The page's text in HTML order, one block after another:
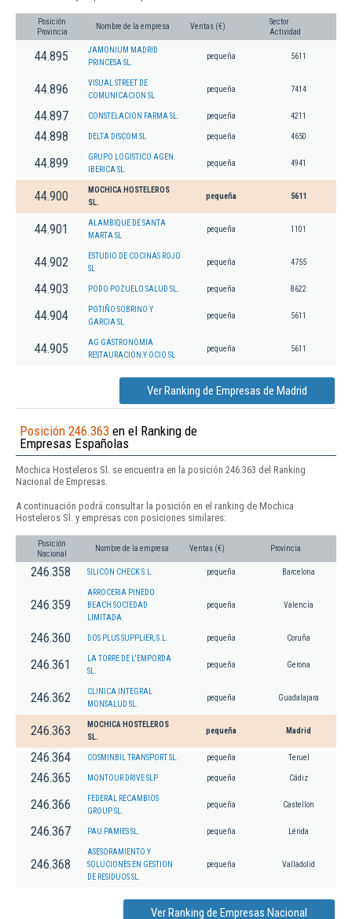
Posición
Provincia
Nombre de la empresa Ventas (€)
Sector
Actividad
44.895
JAMONIUM MADRID
PRINCESA SL.
pequeña 5611
44.896
VISUAL STREET DE
COMUNICACION SL
pequeña 7414
44.897 CONSTELACION FARMA SL. pequeña 4211
44.898 DELTA DISCOM SL pequeña 4650
44.899
GRUPO LOGISTICO AGEN.
IBERICA SL.
pequeña 4941
44.900
MOCHICA HOSTELEROS
SL.
pequeña 5611
44.901
ALAMBIQUE DE SANTA
MARTA SL
pequeña 1101
44.902
ESTUDIO DE COCINAS ROJO
SL
pequeña 4755
44.903 PODO POZUELO SALUD SL. pequeña 8622
44.904
POTIÑO SOBRINO Y
GARCIA SL
pequeña 5611
44.905
AG GASTRONOMIA
RESTAURACION Y OCIO SL
pequeña 5611
Ver Ranking de Empresas de Madrid
Posición 246.363 en el Ranking de
Empresas Españolas
Mochica Hosteleros Sl. se encuentra en la posición 246.363 del Ranking
Nacional de Empresas.
A continuación podrá consultar la posición en el ranking de Mochica
Hosteleros Sl. y empresas con posiciones similares:
Posición
Nacional
Nombre de la empresa Ventas (€) Provincia
246.358 SILICON CHECK S.L. pequeña Barcelona
246.359
ARROCERIA PINEDO
BEACH SOCIEDAD
LIMITADA.
pequeña Valencia
246.360 DOS PLUS SUPPLIER, S.L. pequeña Coruña
246.361
LA TORRE DE L'EMPORDA
SL.
pequeña Gerona
246.362
CLINICA INTEGRAL
MONSALUD SL.
pequeña Guadalajara
246.363
MOCHICA HOSTELEROS
SL.
pequeña Madrid
246.364 COSMINBIL TRANSPORT SL. pequeña Teruel
246.365 MONTOUR DRIVE SLP pequeña Cádiz
246.366
FEDERAL RECAMBIOS
GROUP SL.
pequeña Castellon
246.367 PAU PAMIES SL. pequeña Lérida
246.368
ASESORAMIENTO Y
SOLUCIONES EN GESTION
DE RESIDUOS SL.
pequeña Valladolid
Ver Ranking de Empresas Nacional